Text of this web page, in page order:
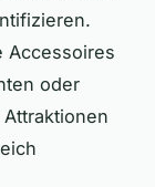
Accessoires
oder